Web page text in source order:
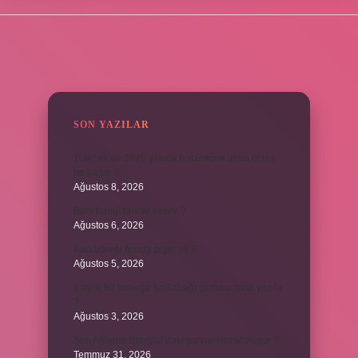
SON YAZILAR
Turkcell’de 2025 yılında hat üstüne alma ücreti
ne kadar ?
Ağustos 8, 2026
Burs hangi tarihte kesilir ?
Ağustos 6, 2026
Avcı böreği fırında pişer mi ?
Ağustos 5, 2026
6 aylık bir bebeğe balkabağı çorbası nasıl yapılır
Ağustos 3, 2026
Sen Ağlama İstanbul’daki şarkıyı kim söylüyor ?
Temmuz 31, 2026